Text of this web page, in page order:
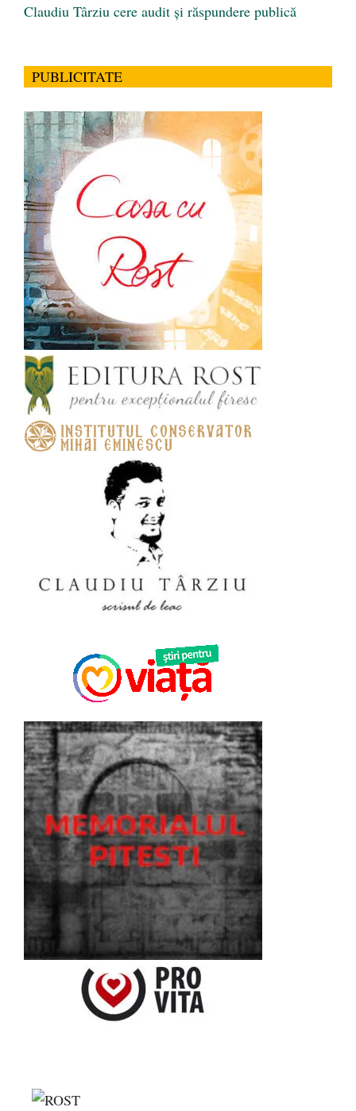
Claudiu Târziu cere audit și răspundere publică
PUBLICITATE